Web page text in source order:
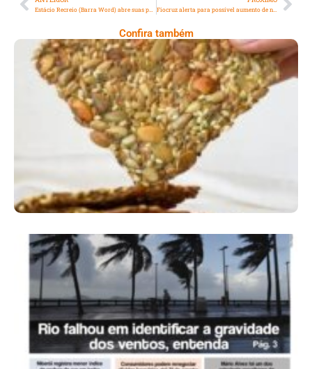
Fiocruz alerta para possível aumento de nova linhagem do coronavírus
Confira também
Comer Bem: Cracker De Sementes
Ano X – Número 366 01 A 07 De Agosto De
2026